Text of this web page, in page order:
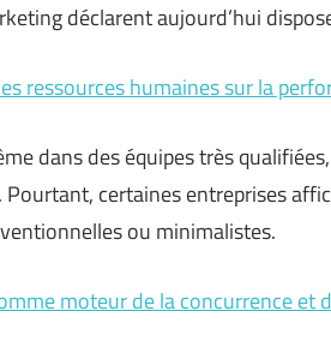
déclarent aujourd’hui
ressources humaines sur la
dans des équipes très
certaines entreprises
ou minimalistes.
moteur de la concurrence et